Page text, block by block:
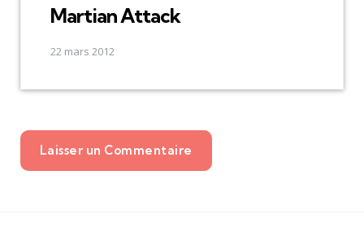
Martian Attack
22 mars 2012
Laisser un Commentaire